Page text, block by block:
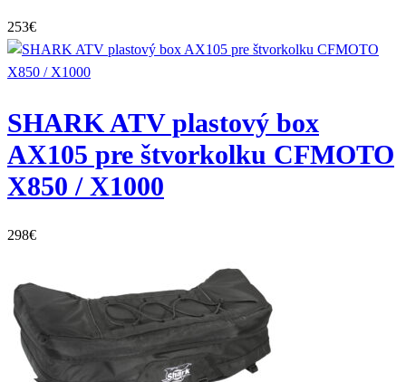
253€
SHARK ATV plastový box
AX105 pre štvorkolku CFMOTO
X850 / X1000
298€